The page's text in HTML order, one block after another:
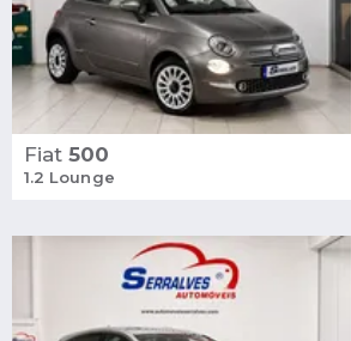
Fiat 500
1.2 Lounge